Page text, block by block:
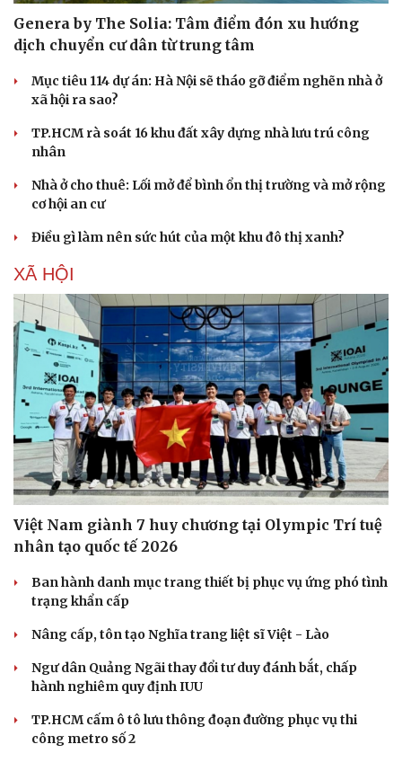
Văn hóa
Genera by The Solia: Tâm điểm đón xu hướng
dịch chuyển cư dân từ trung tâm
Mục tiêu 114 dự án: Hà Nội sẽ tháo gỡ điểm nghẽn nhà ở
xã hội ra sao?
TP.HCM rà soát 16 khu đất xây dựng nhà lưu trú công
nhân
Nhà ở cho thuê: Lối mở để bình ổn thị trường và mở rộng
cơ hội an cư
Điều gì làm nên sức hút của một khu đô thị xanh?
XÃ HỘI
Việt Nam giành 7 huy chương tại Olympic Trí tuệ
nhân tạo quốc tế 2026
Ban hành danh mục trang thiết bị phục vụ ứng phó tình
trạng khẩn cấp
Nâng cấp, tôn tạo Nghĩa trang liệt sĩ Việt - Lào
Ngư dân Quảng Ngãi thay đổi tư duy đánh bắt, chấp
hành nghiêm quy định IUU
TP.HCM cấm ô tô lưu thông đoạn đường phục vụ thi
công metro số 2